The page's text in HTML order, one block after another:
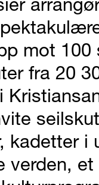
mot 100
fra 20
kadetter i
verden,